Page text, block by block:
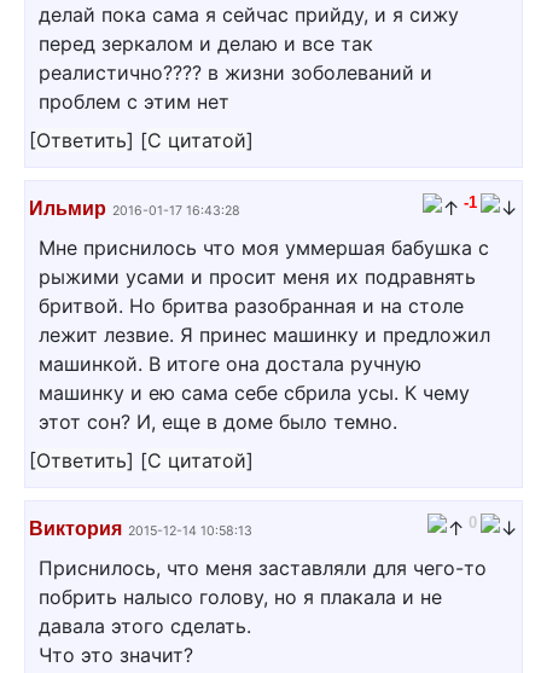
делай пока сама я сейчас прийду, и я сижу
перед зеркалом и делаю и все так
реалистично???? в жизни зоболеваний и
проблем с этим нет
[Ответить] [С цитатой]
Ильмир 2016-01-17 16:43:28 -1
Мне приснилось что моя уммершая бабушка с
рыжими усами и просит меня их подравнять
бритвой. Но бритва разобранная и на столе
лежит лезвие. Я принес машинку и предложил
машинкой. В итоге она достала ручную
машинку и ею сама себе сбрила усы. К чему
этот сон? И, еще в доме было темно.
[Ответить] [С цитатой]
Виктория 2015-12-14 10:58:13 0
Приснилось, что меня заставляли для чего-то
побрить налысо голову, но я плакала и не
давала этого сделать.
Что это значит?